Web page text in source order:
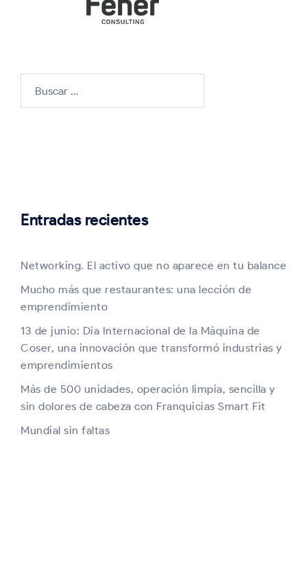
Entradas recientes
Networking. El activo que no aparece en tu balance
Mucho más que restaurantes: una lección de
emprendimiento
13 de junio: Día Internacional de la Máquina de
Coser, una innovación que transformó industrias y
emprendimientos
Más de 500 unidades, operación limpia, sencilla y
sin dolores de cabeza con Franquicias Smart Fit
Mundial sin faltas